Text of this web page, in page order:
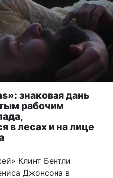
знаковая дань
рабочим
в лесах и на лице
Клинт Бентли
Джонсона в